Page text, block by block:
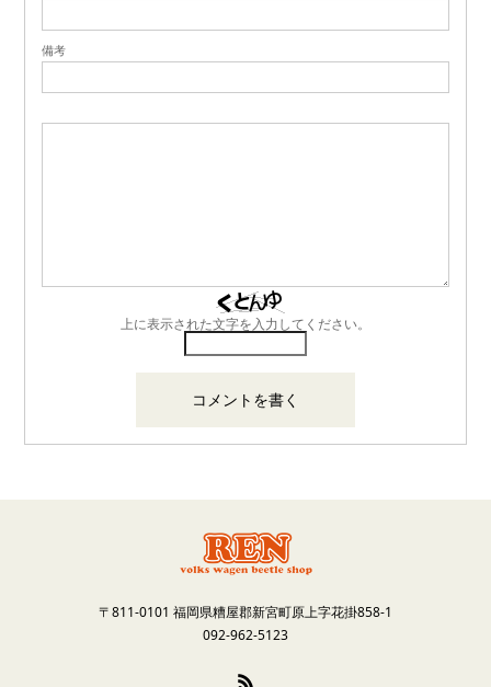
備考
上に表示された文字を入力してください。
〒811-0101 福岡県糟屋郡新宮町原上字花掛858-1
092-962-5123